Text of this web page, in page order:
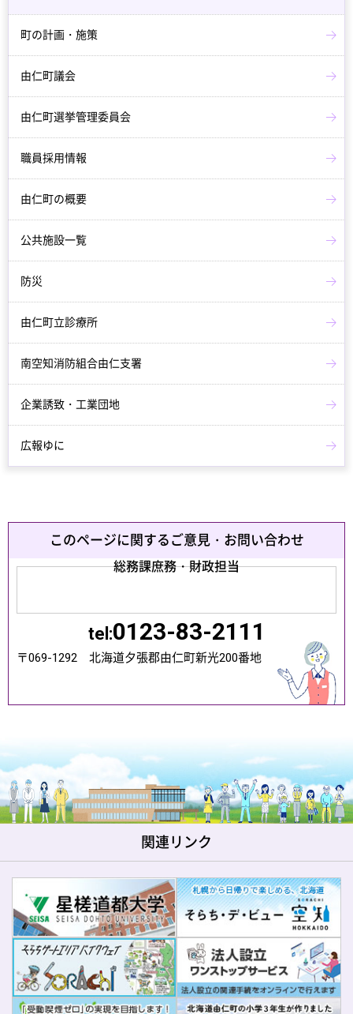
町の計画・施策
由仁町議会
由仁町選挙管理委員会
職員採用情報
由仁町の概要
公共施設一覧
防災
由仁町立診療所
南空知消防組合由仁支署
企業誘致・工業団地
広報ゆに
このページに関するご意見・お問い合わせ
総務課庶務・財政担当
tel:0123-83-2111
〒069-1292 北海道夕張郡由仁町新光200番地
関連リンク